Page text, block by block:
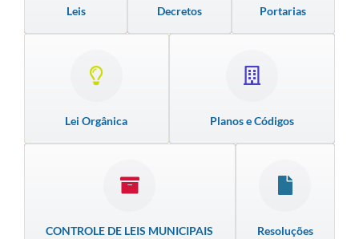
Leis Decretos Portarias
Lei Orgânica Planos e Códigos
CONTROLE DE LEIS MUNICIPAIS Resoluções